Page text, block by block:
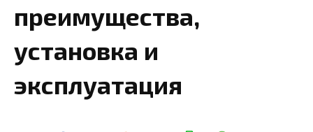
преимущества,
установка и
эксплуатация